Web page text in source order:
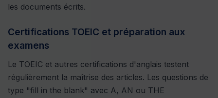
les documents écrits.
Certifications TOEIC et préparation aux
examens
Le TOEIC et autres certifications d'anglais testent
régulièrement la maîtrise des articles. Les questions de
type "fill in the blank" avec A, AN ou THE